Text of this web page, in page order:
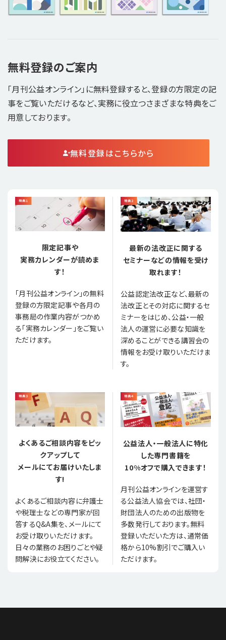
無料登録のご案内
「月刊公益オンライン」に無料登録すると、登録の方限定の記
事をご覧いただけるなど、実務に役立つさまざまな特典をご
用意しております。
無料登録はこちらから
限定記事や
実務カレンダーが読めま
す！
「月刊公益オンライン」の無料
登録の方限定記事や各月の
事務局の作業内容がつかめ
る「実務カレンダー」をご覧い
ただけます。
最新の法改正に関する
セミナーなどの情報を受け
取れます！
公益認定法改正など、最新の
法改正とその対応に関するセ
ミナーをはじめ、公益・一般
法人の運営に必要な知識を
深めることができる講習会の
情報をお受け取りいただけま
す。
よくあるご相談内容をピッ
クアップして
メールにてお届けいたしま
す!
よくあるご相談内容に弁護士
や税理士などの専門家が回
答するQ&A集を、メールにて
お受け取りいただけます。
日々の業務のお困りごとや疑
問解決にお役立てください。
公益法人・一般法人に特化
した専門書籍を
10%オフで購入できます！
月刊公益オンラインを運営す
る公益法人協会では、社団・
財団法人のための出版物を
多数発行しております。無料
登録いただいた方は、通常価
格から10%割引でご購入い
ただけます。